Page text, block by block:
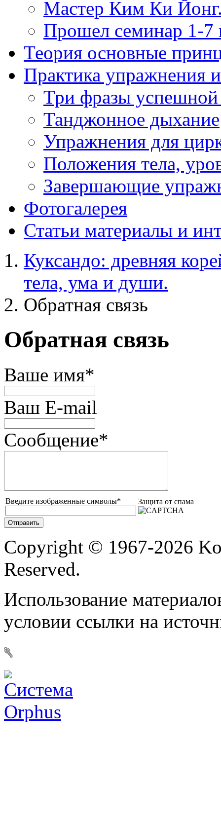
Мастер Ким Ки
Прошел семинар 1-7
Теория основные
Практика упражнения
Три фразы успешной
Танджонное дыхание
Упражнения для
Положения тела,
Завершающие
Фотогалерея
Статьи материалы и
Куксандо: древняя
тела, ума и души.
Обратная связь
Обратная связь
Ваше имя*
Ваш E-mail
Сообщение*
Введите изображенные символы* Защита от спама
Copyright © 1967-2026
Reserved.
Использование
условии ссылки на